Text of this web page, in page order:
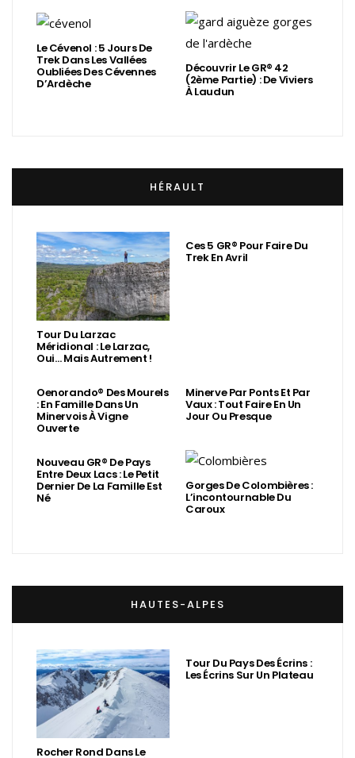
Le Cévenol : 5 Jours De
Trek Dans Les Vallées
Oubliées Des Cévennes
D’Ardèche
Découvrir Le GR® 42
(2ème Partie) : De Viviers
À Laudun
HÉRAULT
Tour Du Larzac
Méridional : Le Larzac,
Oui… Mais Autrement !
Ces 5 GR® Pour Faire Du
Trek En Avril
Oenorando® Des Mourels
: En Famille Dans Un
Minervois À Vigne
Ouverte
Minerve Par Ponts Et Par
Vaux : Tout Faire En Un
Jour Ou Presque
Nouveau GR® De Pays
Entre Deux Lacs : Le Petit
Dernier De La Famille Est
Né
Gorges De Colombières :
L’incontournable Du
Caroux
HAUTES-ALPES
Rocher Rond Dans Le
Tour Du Pays Des Écrins :
Les Écrins Sur Un Plateau